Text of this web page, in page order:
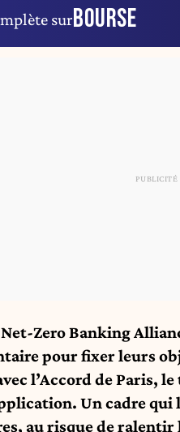
surBOURSE
Zero Banking
pour fixer leurs
l’Accord de Paris,
Un cadre qui
au risque de